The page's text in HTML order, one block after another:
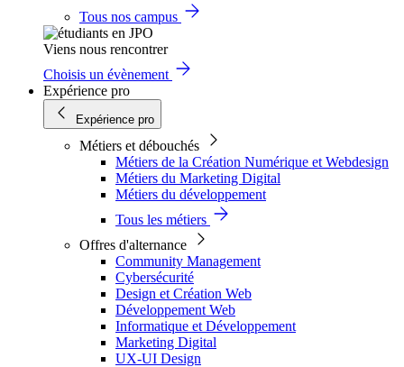
Tous nos campus
Viens nous rencontrer
Choisis un évènement
Expérience pro
Expérience pro
Métiers et débouchés
Métiers de la Création Numérique et Webdesign
Métiers du Marketing Digital
Métiers du développement
Tous les métiers
Offres d'alternance
Community Management
Cybersécurité
Design et Création Web
Développement Web
Informatique et Développement
Marketing Digital
UX-UI Design